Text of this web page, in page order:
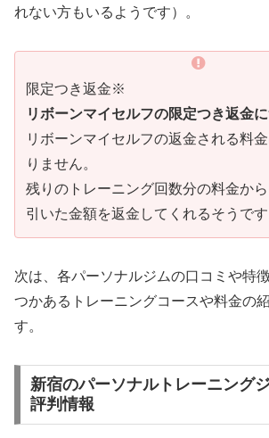
れない方もいるようです）。
限定つき返金※
リボーンマイセルフの限定つき返金
リボーンマイセルフの返金される料
りません。
残りのトレーニング回数分の料金か
引いた金額を返金してくれるそうです
次は、各パーソナルジムの口コミや特
つかあるトレーニングコースや料金の
す。
新宿のパーソナルトレーニング
評判情報